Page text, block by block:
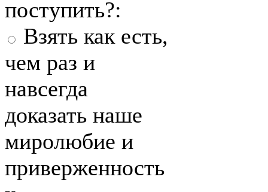
поступить?:
Взять как есть,
чем раз и
навсегда
доказать наше
миролюбие и
приверженность